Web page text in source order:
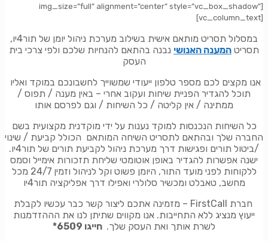
img_size=”full” alignment=”center” style=”vc_box_shadow”]
[vc_column_text]
במסלול תסריט מותאם אישית בשילוב מערכת ניהול יומן של תור4יו,
תסריט המענה האנושי נבנה בהתאם להנחיות שלכם ולפי צרכי בית
העסק
תוכל להגדיר הפניית שיחות ועקוב אחרי – באין מענה / תפוס /
ממתינה / אין קליטה / כל השיחות / וגם לפרסם אותו
כל השיחות הנכנסות למוקד נענות על ידי מוקדנית מקצועית בשם
החברה שלך ובהתאם לתסריט השיחה המותאם הכולל קביעת / שינוי
/ביטול תורים ופגישות דרך מערכת ניהול לקביעת תורים של תור4יו.
ישנה אפשרות להגדיר באופן אוטומטי שליחת תזכורות אימייל וסמס
ללקוחות לפני מועד התור, היומן פשוט וקל לניהול וזמין 24/7 מכל
מחשב, טאבלט ומכשיר סלולרי ואפילו דרך אפליקציה תור4יו
חברת
FirstCall – מזמינה אתכם ליצור קשר כבר עכשיו לקבלת
ייעוץ מנציג ללא התחייבות. אנו מקווים שתיתן לנו את הההזדמנות
לשרת אותך ואת העסק שלך. חייגו 6509*